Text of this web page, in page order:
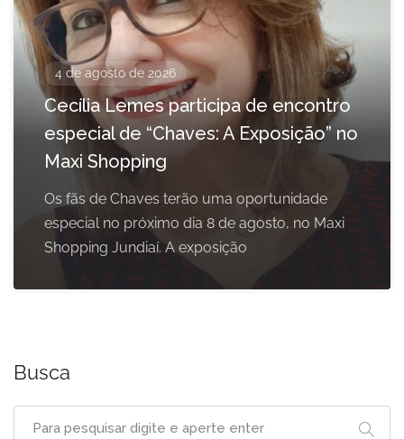
4 de agosto de 2026
Cecília Lemes participa de encontro
especial de “Chaves: A Exposição” no
Maxi Shopping
Os fãs de Chaves terão uma oportunidade
especial no próximo dia 8 de agosto, no Maxi
Shopping Jundiaí. A exposição
Busca